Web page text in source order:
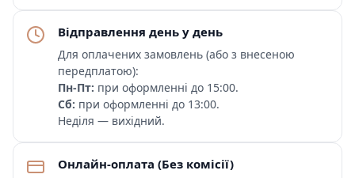
Відправлення день у день
Для оплачених замовлень (або з внесеною
передплатою):
Пн-Пт: при оформленні до 15:00.
Сб: при оформленні до 13:00.
Неділя — вихідний.
Онлайн-оплата (Без комісії)